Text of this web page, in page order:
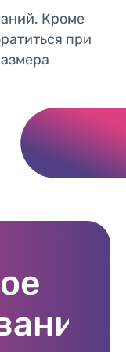
Кроме
при